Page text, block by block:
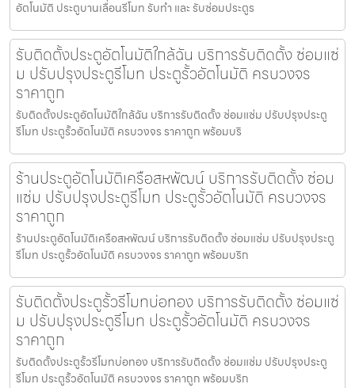
อัตโนมัติ ประตูบานเลื่อนรีโมท รับทำ และ รับซ่อมประตูร
รับติดตั้งประตูอัตโนมัติใกล้ฉัน บริการรับติดตั้ง ซ่อมแซ่
ม ปรับปรุงประตูรีโมท ประตูรั้วอัตโนมัติ ครบวงจร
ราคาถูก
รับติดตั้งประตูอัตโนมัติใกล้ฉัน บริการรับติดตั้ง ซ่อมแซ่ม ปรับปรุงประตู
รีโมท ประตูรั้วอัตโนมัติ ครบวงจร ราคาถูก พร้อมบริ
ร้านประตูอัตโนมัติเครือสหพัฒน์ บริการรับติดตั้ง ซ่อม
แซ่ม ปรับปรุงประตูรีโมท ประตูรั้วอัตโนมัติ ครบวงจร
ราคาถูก
ร้านประตูอัตโนมัติเครือสหพัฒน์ บริการรับติดตั้ง ซ่อมแซ่ม ปรับปรุงประตู
รีโมท ประตูรั้วอัตโนมัติ ครบวงจร ราคาถูก พร้อมบริก
รับติดตั้งประตูรั้วรีโมทบ่อทอง บริการรับติดตั้ง ซ่อมแซ่
ม ปรับปรุงประตูรีโมท ประตูรั้วอัตโนมัติ ครบวงจร
ราคาถูก
รับติดตั้งประตูรั้วรีโมทบ่อทอง บริการรับติดตั้ง ซ่อมแซ่ม ปรับปรุงประตู
รีโมท ประตูรั้วอัตโนมัติ ครบวงจร ราคาถูก พร้อมบริก